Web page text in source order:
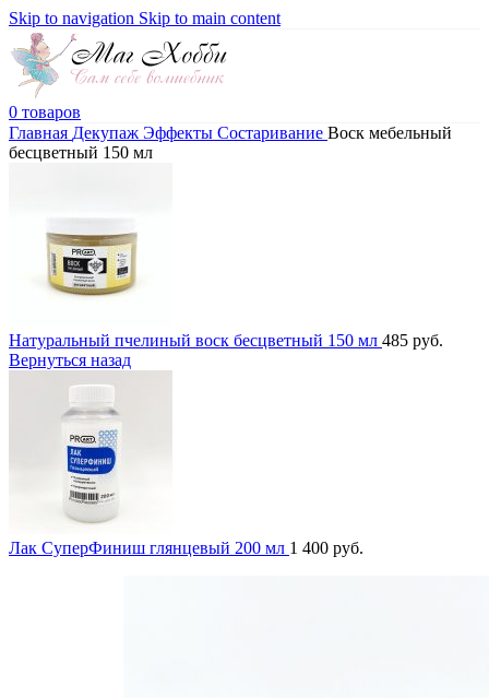
Skip to navigation Skip to main content
0 товаров
Главная Декупаж Эффекты Состаривание Воск мебельный
бесцветный 150 мл
Натуральный пчелиный воск бесцветный 150 мл 485 руб.
Вернуться назад
Лак СуперФиниш глянцевый 200 мл 1 400 руб.